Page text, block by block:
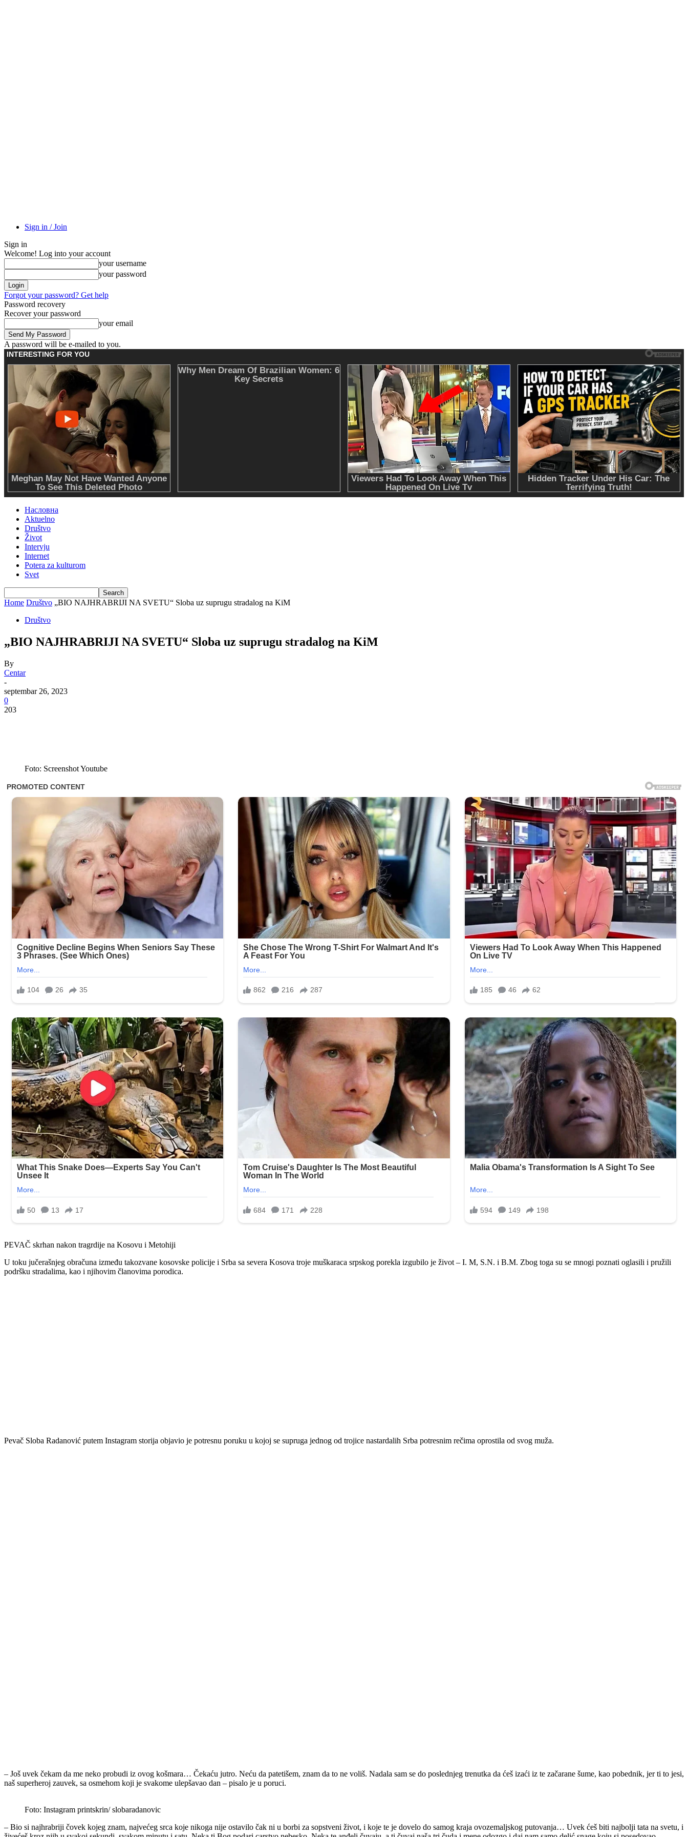
Sign in / Join
Sign in
Welcome! Log into your account
your username
your password
Forgot your password? Get help
Password recovery
Recover your password
your email
A password will be e-mailed to you.
Насловна
Aktuelno
Društvo
Život
Intervju
Internet
Potera za kulturom
Svet
Home Društvo „BIO NAJHRABRIJI NA SVETU“ Sloba uz suprugu stradalog na KiM
Društvo
„BIO NAJHRABRIJI NA SVETU“ Sloba uz suprugu stradalog na KiM
By
Centar
-
septembar 26, 2023
0
203
Foto: Screenshot Youtube
PEVAČ skrhan nakon tragrdije na Kosovu i Metohiji
U toku jučerašnjeg obračuna između takozvane kosovske policije i Srba sa severa Kosova troje muškaraca srpskog porekla izgubilo je život – I. M, S.N. i B.M. Zbog toga su se mnogi poznati oglasili i pružili
podršku stradalima, kao i njihovim članovima porodica.
Pevač Sloba Radanović putem Instagram storija objavio je potresnu poruku u kojoj se supruga jednog od trojice nastardalih Srba potresnim rečima oprostila od svog muža.
– Još uvek čekam da me neko probudi iz ovog košmara… Čekaću jutro. Neću da patetišem, znam da to ne voliš. Nadala sam se do poslednjeg trenutka da ćeš izaći iz te začarane šume, kao pobednik, jer ti to jesi,
naš superheroj zauvek, sa osmehom koji je svakome ulepšavao dan – pisalo je u poruci.
Foto: Instagram printskrin/ slobaradanovic
– Bio si najhrabriji čovek kojeg znam, najvećeg srca koje nikoga nije ostavilo čak ni u borbi za sopstveni život, i koje te je dovelo do samog kraja ovozemaljskog putovanja… Uvek ćeš biti najbolji tata na svetu, i